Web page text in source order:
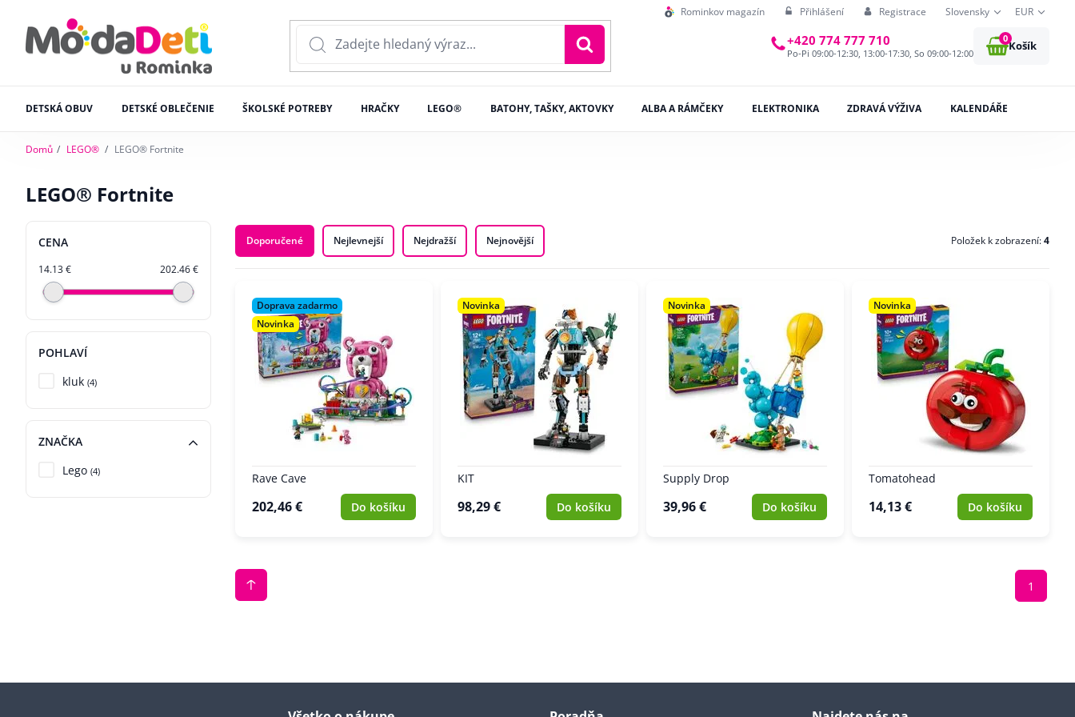
Rominkov magazín Přihlášení Registrace Slovensky EUR
+420 774 777 710
Po-Pi 09:00-12:30, 13:00-17:30, So 09:00-12:00
0
Košík
DETSKÁ OBUV DETSKÉ OBLEČENIE ŠKOLSKÉ POTREBY HRAČKY LEGO® BATOHY, TAŠKY, AKTOVKY ALBA A RÁMČEKY ELEKTRONIKA ZDRAVÁ VÝŽIVA KALENDÁŘE
Domů LEGO® LEGO® Fortnite
LEGO® Fortnite
CENA
14.13 € 202.46 €
POHLAVÍ
kluk (4)
ZNAČKA
Lego (4)
Doporučené Nejlevnejší Nejdražší Nejnovější Položek k zobrazení:4
Doprava zadarmo
Novinka
Rave Cave
202,46 € Do košíku
Novinka
KIT
98,29 € Do košíku
Novinka
Supply Drop
39,96 € Do košíku
Novinka
Tomatohead
14,13 € Do košíku
1